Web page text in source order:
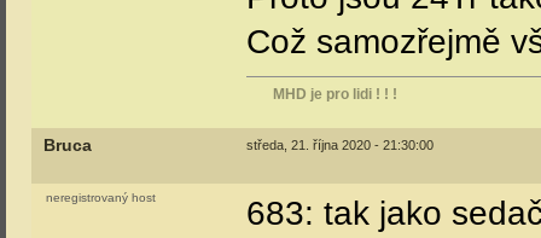
Což samozřejmě
MHD je pro lidi ! ! !
Bruca středa, 21. října 2020 - 21:30:00
neregistrovaný host
683: tak jako